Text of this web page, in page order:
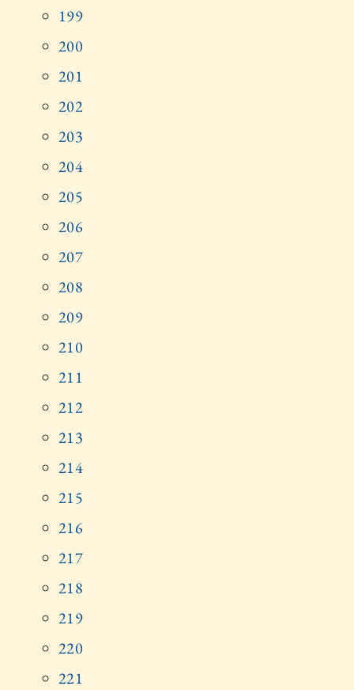
199
200
201
202
203
204
205
206
207
208
209
210
211
212
213
214
215
216
217
218
219
220
221